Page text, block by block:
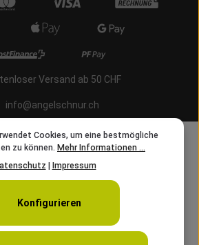
Versand ab 50 CHF
info@angelschnur.ch
Cookies, um eine bestmögliche
zu können. Mehr Informationen ...
Impressum
Konfigurieren